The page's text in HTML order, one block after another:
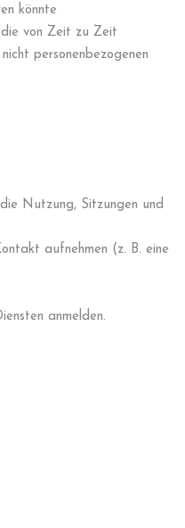
könnte
die von Zeit zu Zeit
personenbezogenen
Nutzung, Sitzungen und
aufnehmen (z. B. eine
anmelden.